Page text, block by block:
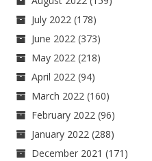
July 2022 (178)
June 2022 (373)
May 2022 (218)
April 2022 (94)
March 2022 (160)
February 2022 (96)
January 2022 (288)
December 2021 (171)